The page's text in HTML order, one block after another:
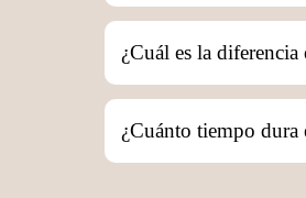
¿Cuál es la
Powder Brows
¿Cuánto tiempo